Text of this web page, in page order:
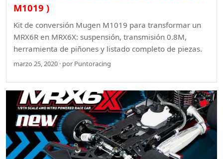
M1019 )
Kit de conversión Mugen M1019 para transformar un
MRX6R en MRX6X: suspensión, transmisión 0.8M,
herramienta de piñones y listado completo de piezas.
marzo 25, 2020 · por Puntoracing